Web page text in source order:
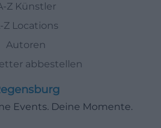
Z Künstler
Z Locations
Autoren
abbestellen
Events. Deine Momente.